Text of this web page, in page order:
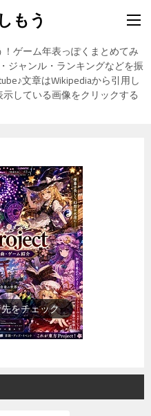
もう
ゲーム年表っぽくまとめてみ
ジャンル・ランキングなどを振
文章はWikipediaから引用し
している画像をクリックする
をチェック